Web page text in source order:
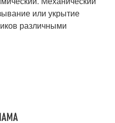
или укрытие
различными